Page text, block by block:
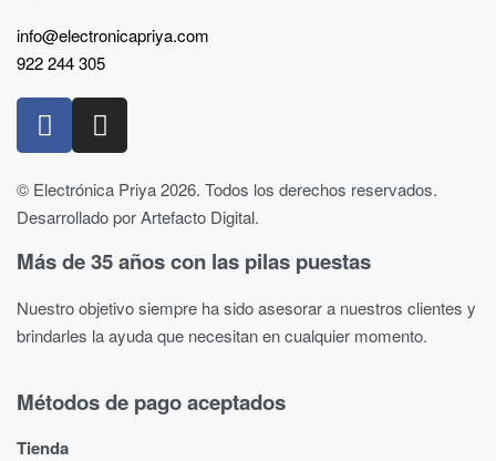
info@electronicapriya.com
922 244 305
© Electrónica Priya 2026. Todos los derechos reservados.
Desarrollado por Artefacto Digital.
Más de 35 años con las pilas puestas
Nuestro objetivo siempre ha sido asesorar a nuestros clientes y
brindarles la ayuda que necesitan en cualquier momento.
Métodos de pago aceptados
Tienda